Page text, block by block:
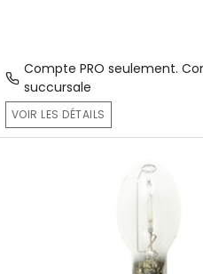
Compte PRO seulement.
succursale
VOIR LES DÉTAILS